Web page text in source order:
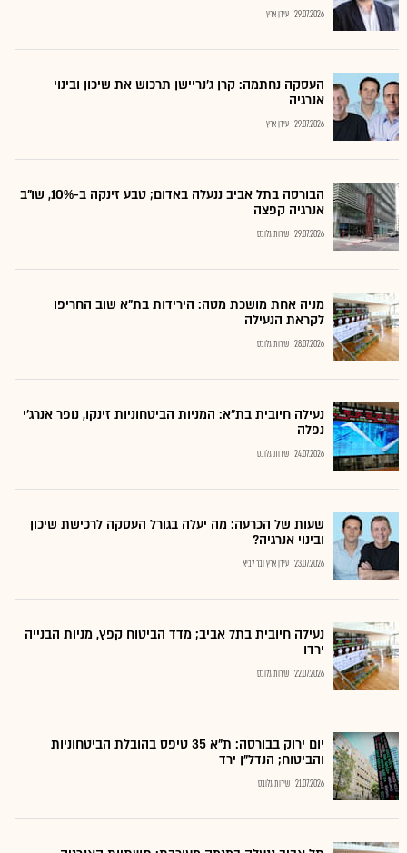
29.07.2026 עידן ארץ
העסקה נחתמה: קרן ג’נריישן תרכוש את שיכון ובינוי
אנרגיה
29.07.2026 עידן ארץ
הבורסה בתל אביב ננעלה באדום; טבע זינקה ב-10%, שו"ב
אנרגיה קפצה
29.07.2026 שירות גלובס
מניה אחת מושכת מטה: הירידות בת"א שוב החריפו
לקראת הנעילה
28.07.2026 שירות גלובס
נעילה חיובית בת"א: המניות הביטחוניות זינקו, נופר אנרג'י
נפלה
24.07.2026 שירות גלובס
שעות של הכרעה: מה יעלה בגורל העסקה לרכישת שיכון
ובינוי אנרגיה?
23.07.2026 עידן ארץ ובר לביא
נעילה חיובית בתל אביב; מדד הביטוח קפץ, מניות הבנייה
ירדו
22.07.2026 שירות גלובס
יום ירוק בבורסה: ת"א 35 טיפס בהובלת הביטחוניות
והביטוח; הנדל"ן ירד
21.07.2026 שירות גלובס